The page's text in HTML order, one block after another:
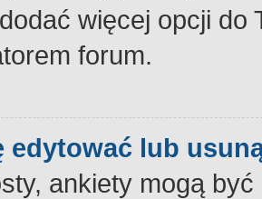
więcej opcji
forum.
edytować lub
ankiety mogą